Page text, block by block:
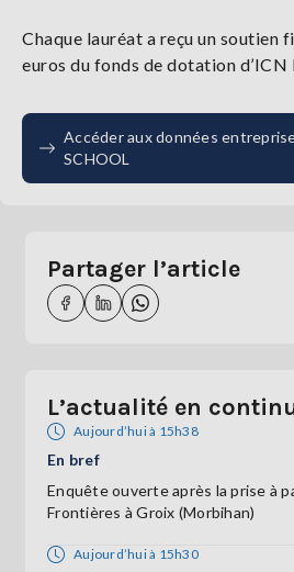
Chaque lauréat a reçu un soutien
euros du fonds de dotation d’ICN
Accéder aux données
SCHOOL
Partager l’article
L’actualité en
Aujourd’hui à 15h38
En bref
Enquête ouverte après la prise à
Frontières à Groix (Morbihan)
Aujourd’hui à 15h30